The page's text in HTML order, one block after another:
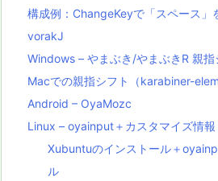
構成例：ChangeKeyで「スペース」
vorakJ
Windows – やまぶき/やまぶきR 親
Macでの親指シフト（karabiner-
Android – OyaMozc
Linux – oyainput＋カスタマイズ情報
Xubuntuのインストール＋
ル